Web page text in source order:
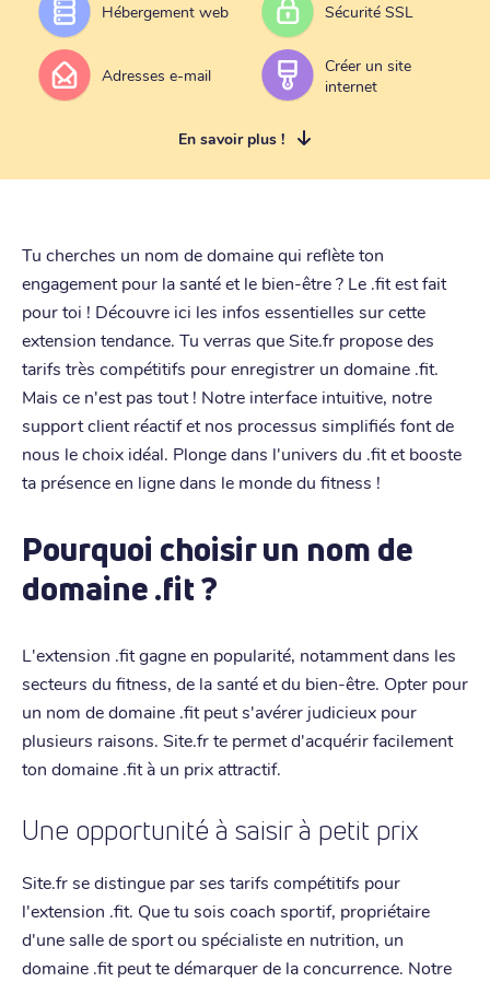
Hébergement web Sécurité SSL
Adresses e-mail
Créer un site
internet
En savoir plus !
Tu cherches un nom de domaine qui reflète ton
engagement pour la santé et le bien-être ? Le .fit est fait
pour toi ! Découvre ici les infos essentielles sur cette
extension tendance. Tu verras que Site.fr propose des
tarifs très compétitifs pour enregistrer un domaine .fit.
Mais ce n'est pas tout ! Notre interface intuitive, notre
support client réactif et nos processus simplifiés font de
nous le choix idéal. Plonge dans l'univers du .fit et booste
ta présence en ligne dans le monde du fitness !
Pourquoi choisir un nom de
domaine .fit ?
L'extension .fit gagne en popularité, notamment dans les
secteurs du fitness, de la santé et du bien-être. Opter pour
un nom de domaine .fit peut s'avérer judicieux pour
plusieurs raisons. Site.fr te permet d'acquérir facilement
ton domaine .fit à un prix attractif.
Une opportunité à saisir à petit prix
Site.fr se distingue par ses tarifs compétitifs pour
l'extension .fit. Que tu sois coach sportif, propriétaire
d'une salle de sport ou spécialiste en nutrition, un
domaine .fit peut te démarquer de la concurrence. Notre